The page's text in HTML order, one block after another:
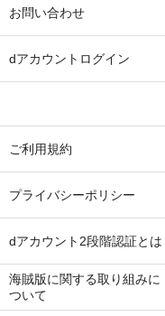
お問い合わせ
dアカウントログイン
ご利用規約
プライバシーポリシー
dアカウント2段階認証とは
海賊版に関する取り組みに
ついて